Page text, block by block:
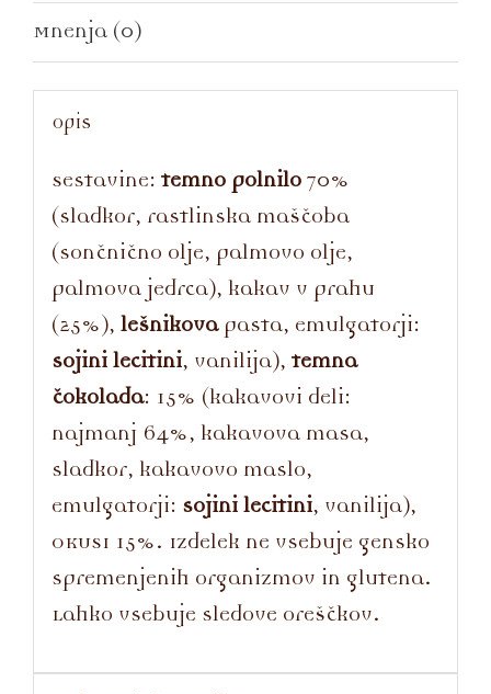
Mnenja (0)
Opis
Sestavine: temno polnilo70%
(sladkor, rastlinska maščoba
(sončnično olje, palmovo olje,
palmova jedrca), kakav v prahu
(25%), lešnikovapasta, emulgatorji:
sojini lecitini, vanilija), temna
čokolada: 15% (kakavovi deli:
najmanj 64%, kakavova masa,
sladkor, kakavovo maslo,
emulgatorji: sojini lecitini, vanilija),
OKUSI 15%. Izdelek ne vsebuje gensko
spremenjenih organizmov in glutena.
Lahko vsebuje sledove oreščkov.